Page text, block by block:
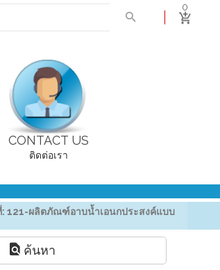
0
CONTACT US
ติดต่อเรา
121-ผลิตภัณฑ์อาบน้ำเอนกประสงค์แบบ
ค้นหา